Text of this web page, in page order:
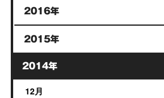
2016年
2015年
2014年
12月